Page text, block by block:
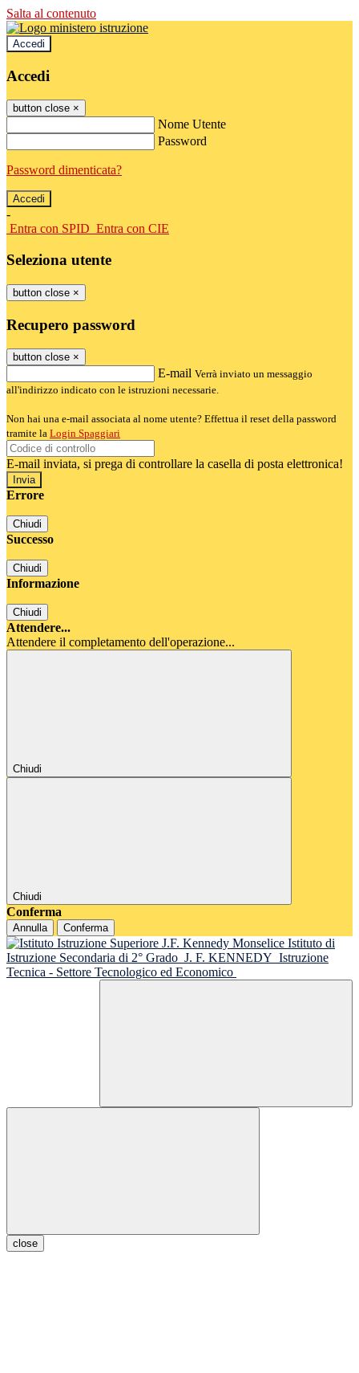
Salta al contenuto
Accedi
Accedi
button close ×
Nome Utente
Password
Password dimenticata?
-
Entra con SPID Entra con CIE
Seleziona utente
button close ×
Recupero password
button close ×
E-mail Verrà inviato un messaggio
all'indirizzo indicato con le istruzioni necessarie.
Non hai una e-mail associata al nome utente? Effettua il reset della password
tramite la Login Spaggiari
E-mail inviata, si prega di controllare la casella di posta elettronica!
Errore
Chiudi
Successo
Chiudi
Informazione
Chiudi
Attendere...
Attendere il completamento dell'operazione...
Chiudi
Chiudi
Conferma
Annulla Conferma
Istituto di
Istruzione Secondaria di 2° Grado J. F. KENNEDY Istruzione
Tecnica - Settore Tecnologico ed Economico
close